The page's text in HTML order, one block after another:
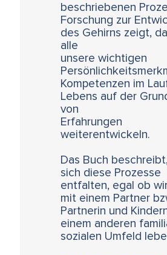
beschriebenen
Forschung zur
des Gehirns zeigt,
alle
unsere wichtigen
Kompetenzen im
Lebens auf der
von
Erfahrungen
weiterentwickeln.
Das Buch
sich diese Prozesse
entfalten, egal ob
mit einem Partner
Partnerin und
einem anderen
sozialen Umfeld